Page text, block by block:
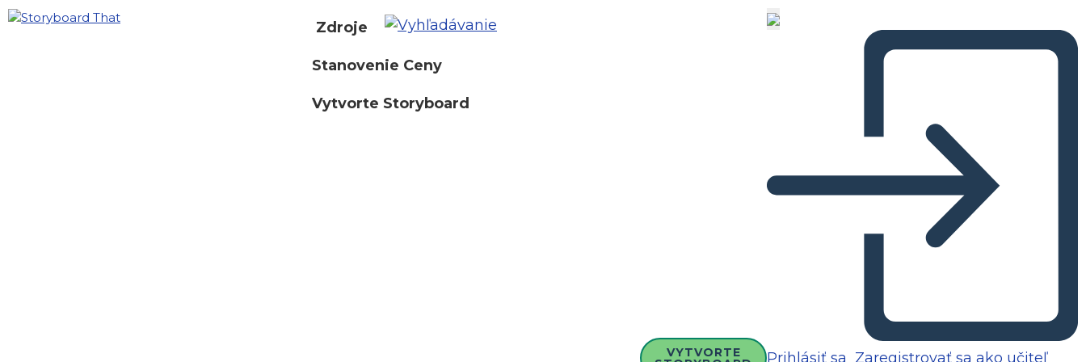
Zdroje
Stanovenie Ceny
Vytvorte Storyboard
VYTVORTE Prihlásiť sa Zaregistrovať sa ako učiteľ